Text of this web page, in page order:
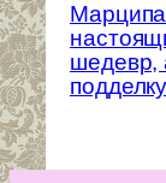
шедевр,
подделку